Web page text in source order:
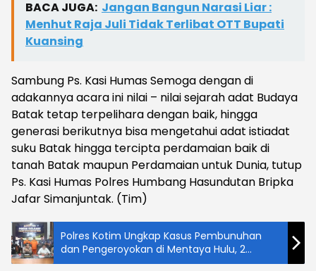
BACA JUGA: Jangan Bangun Narasi Liar :
Menhut Raja Juli Tidak Terlibat OTT Bupati
Kuansing
Sambung Ps. Kasi Humas Semoga dengan di
adakannya acara ini nilai – nilai sejarah adat Budaya
Batak tetap terpelihara dengan baik, hingga
generasi berikutnya bisa mengetahui adat istiadat
suku Batak hingga tercipta perdamaian baik di
tanah Batak maupun Perdamaian untuk Dunia, tutup
Ps. Kasi Humas Polres Humbang Hasundutan Bripka
Jafar Simanjuntak. (Tim)
Polres Kotim Ungkap Kasus Pembunuhan
dan Pengeroyokan di Mentaya Hulu, 2
Tersangka Diamankan